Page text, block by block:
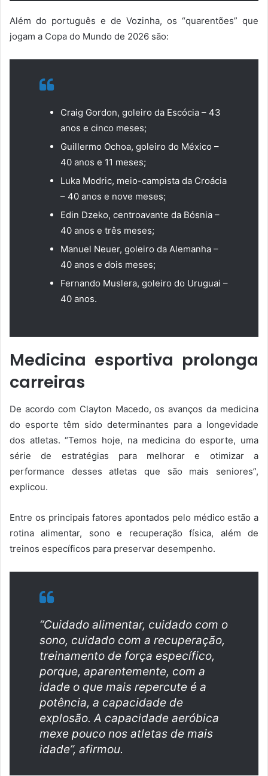
Além do português e de Vozinha, os “quarentões” que
jogam a Copa do Mundo de 2026 são:
Craig Gordon, goleiro da Escócia – 43
anos e cinco meses;
Guillermo Ochoa, goleiro do México –
40 anos e 11 meses;
Luka Modric, meio-campista da Croácia
– 40 anos e nove meses;
Edin Dzeko, centroavante da Bósnia –
40 anos e três meses;
Manuel Neuer, goleiro da Alemanha –
40 anos e dois meses;
Fernando Muslera, goleiro do Uruguai –
40 anos.
Medicina esportiva prolonga
carreiras
De acordo com Clayton Macedo, os avanços da medicina
do esporte têm sido determinantes para a longevidade
dos atletas. “Temos hoje, na medicina do esporte, uma
série de estratégias para melhorar e otimizar a
performance desses atletas que são mais seniores”,
explicou.
Entre os principais fatores apontados pelo médico estão a
rotina alimentar, sono e recuperação física, além de
treinos específicos para preservar desempenho.
“Cuidado alimentar, cuidado com o
sono, cuidado com a recuperação,
treinamento de força específico,
porque, aparentemente, com a
idade o que mais repercute é a
potência, a capacidade de
explosão. A capacidade aeróbica
mexe pouco nos atletas de mais
idade”, afirmou.